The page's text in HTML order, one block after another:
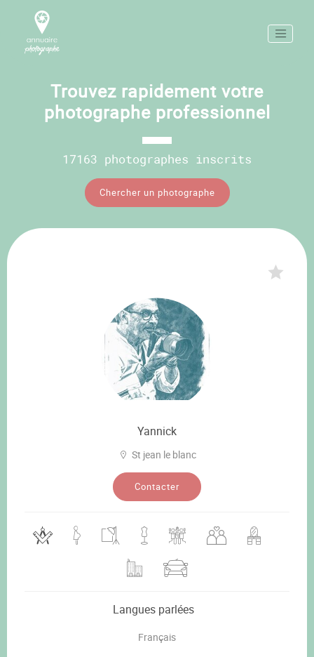
Trouvez rapidement votre
photographe professionnel
17163 photographes inscrits
Chercher un photographe
Yannick
St jean le blanc
Contacter
Langues parlées
Français